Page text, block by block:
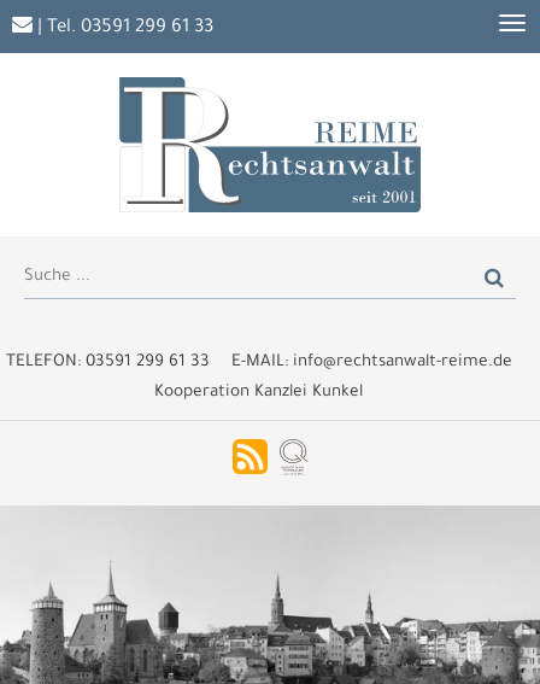
TELEFON: 03591 299 61 33 E-MAIL: info@rechtsanwalt-reime.de
Kooperation Kanzlei Kunkel
| Tel. 03591 299 61 33